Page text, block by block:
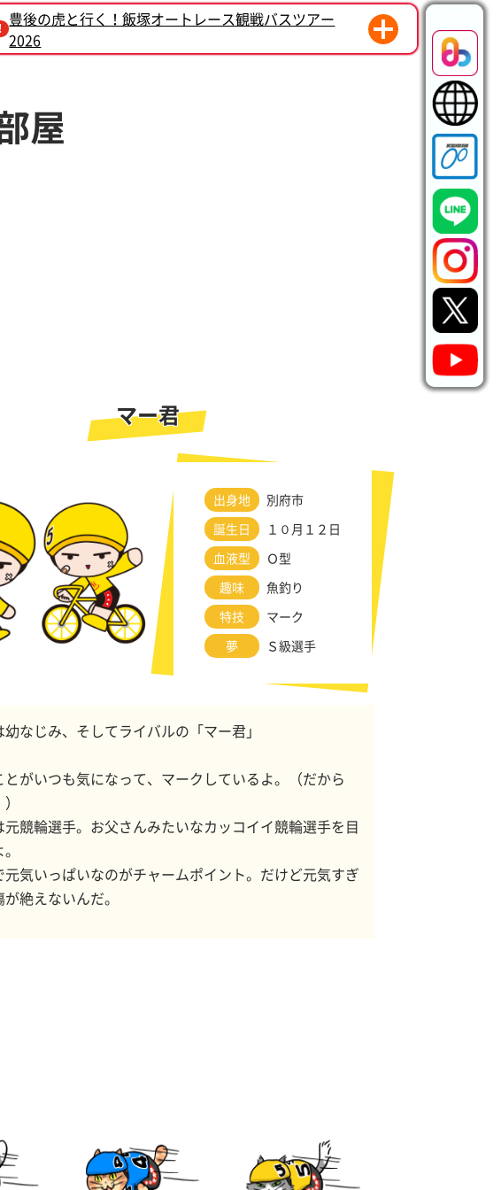
豊後の虎と行く！飯塚オートレース観戦バスツアー
2026
屋
マー君
出身地
別府市
誕生日
１０月１２日
血液型
Ｏ型
趣味
魚釣り
特技
マーク
夢
Ｓ級選手
なじみ、そしてライバルの「マー君」
とがいつも気になって、マークしているよ。（だから
元競輪選手。お父さんみたいなカッコイイ競輪選手を目
元気いっぱいなのがチャームポイント。だけど元気すぎ
絶えないんだ。